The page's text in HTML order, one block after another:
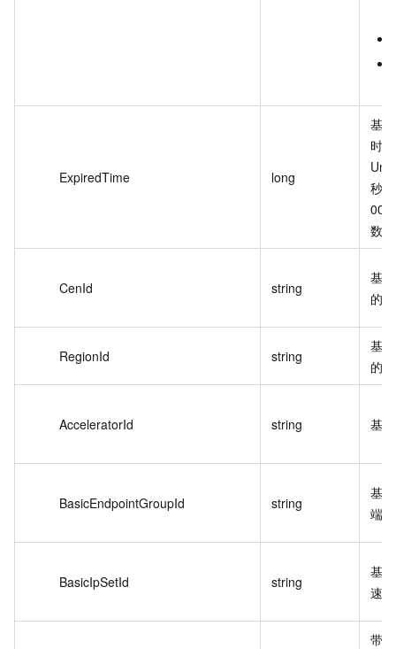
ExpiredTime long
基
时
秒
数。
CenId string
基
的
RegionId string
基
的
AcceleratorId string 基
BasicEndpointGroupId string
基
端
BasicIpSetId string
基
速
带